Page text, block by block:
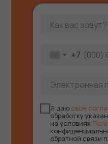
+7
Я даю свое
обработку
на условиях
обратной связи